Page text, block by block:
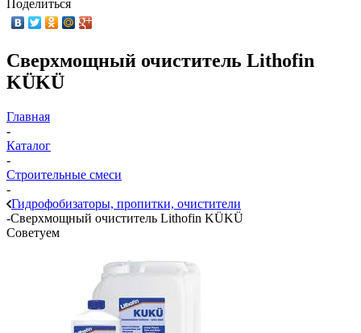
Поделиться
Сверхмощный очиститель Lithofin
KÜKÜ
Главная
-
Каталог
-
Строительные смеси
-
Гидрофобизаторы, пропитки, очистители
-Сверхмощный очиститель Lithofin KÜKÜ
Советуем